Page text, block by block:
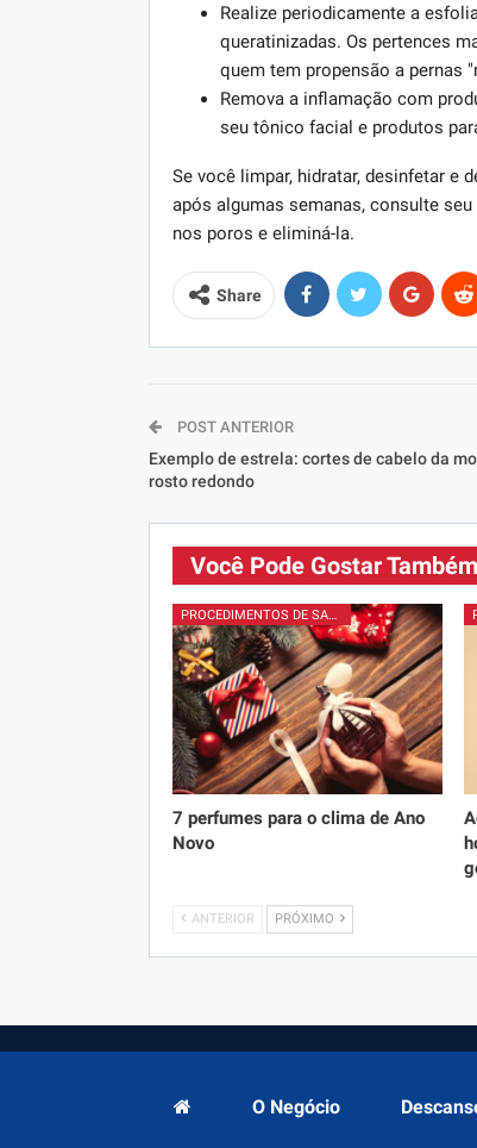
Realize periodicamente a
queratinizadas. Os pertences
quem tem propensão a pernas
Remova a inflamação com
seu tônico facial e produtos
Se você limpar, hidratar, desinfetar e
após algumas semanas, consulte
nos poros e eliminá-la.
Share
POST ANTERIOR
Exemplo de estrela: cortes de cabelo da
rosto redondo
Você Pode Gostar Também
PROCEDIMENTOS DE SALÃO
7 perfumes para o clima de Ano
Novo
ANTERIOR PRÓXIMO
O Negócio